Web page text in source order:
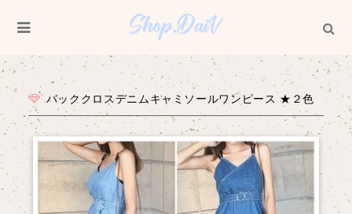
バッククロスデニムキャミソールワンピース ★２色